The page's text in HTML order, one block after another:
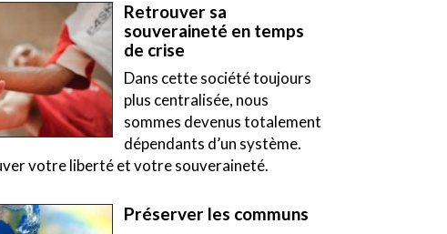
Retrouver sa
souveraineté en temps
de crise
Dans cette société toujours
plus centralisée, nous
sommes devenus totalement
dépendants d’un système.
votre liberté et votre souveraineté.
Préserver les communs